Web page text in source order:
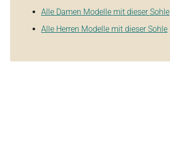
Alle Damen Modelle mit dieser Sohle
Alle Herren Modelle mit dieser Sohle